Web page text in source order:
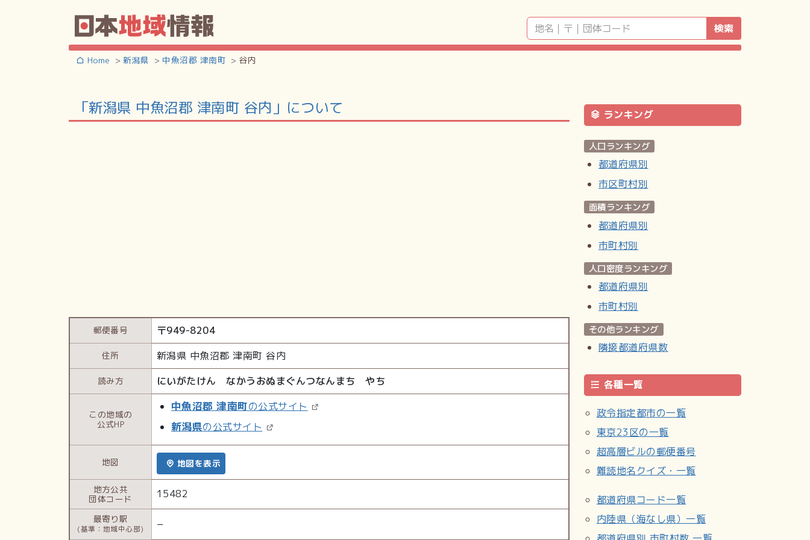
検索
Home 新潟県 中魚沼郡 津南町 谷内
「新潟県 中魚沼郡 津南町 谷内」について
郵便番号 〒949-8204
住所 新潟県 中魚沼郡 津南町 谷内
読み方 にいがたけん なかうおぬまぐんつなんまち やち
この地域の
公式HP
中魚沼郡 津南町の公式サイト
新潟県の公式サイト
地図 地図を表示
地方公共
団体コード
15482
最寄り駅
(基準：地域中心部) −
ランキング
人口ランキング
都道府県別
市区町村別
面積ランキング
都道府県別
市町村別
人口密度ランキング
都道府県別
市町村別
その他ランキング
隣接都道府県数
各種一覧
政令指定都市の一覧
東京23区の一覧
超高層ビルの郵便番号
難読地名クイズ・一覧
都道府県コード一覧
内陸県（海なし県）一覧